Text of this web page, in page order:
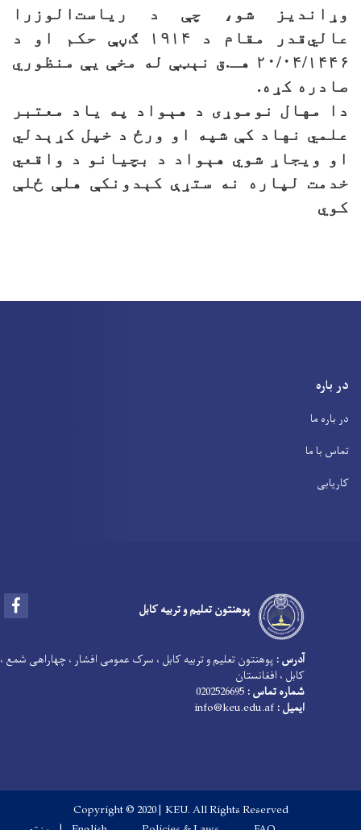
وړاندیز شو، چې د ریاست‌الوزرا
عالي‌قدر مقام د ۱۹۱۴ ګڼې حکم او د
۲۰/۰۴/۱۴۴۶ هـ.ق نېټې له مخې یې منظوري
صادره کړه.
دا مهال نوموړی د هېواد په یاد معتبر
علمي نهاد کې شپه او ورځ د خپل کړېدلي
او ویجاړ شوي هېواد د بچیانو د واقعي
خدمت لپاره نه ستړې کېدونکې هلې ځلې
کوي
در باره
در باره ما
تماس با ما
کاریابی
پوهنتون تعلیم و تربیه کابل
آدرس : پوهنتون تعلیم و تربیه کابل ، سرک عمومی افشار ، چهاراهی شمع ،
کابل ، افغانستان
شماره تماس :
ایمیل :
Copyright © 2020 | KEU. All Rights Reserved